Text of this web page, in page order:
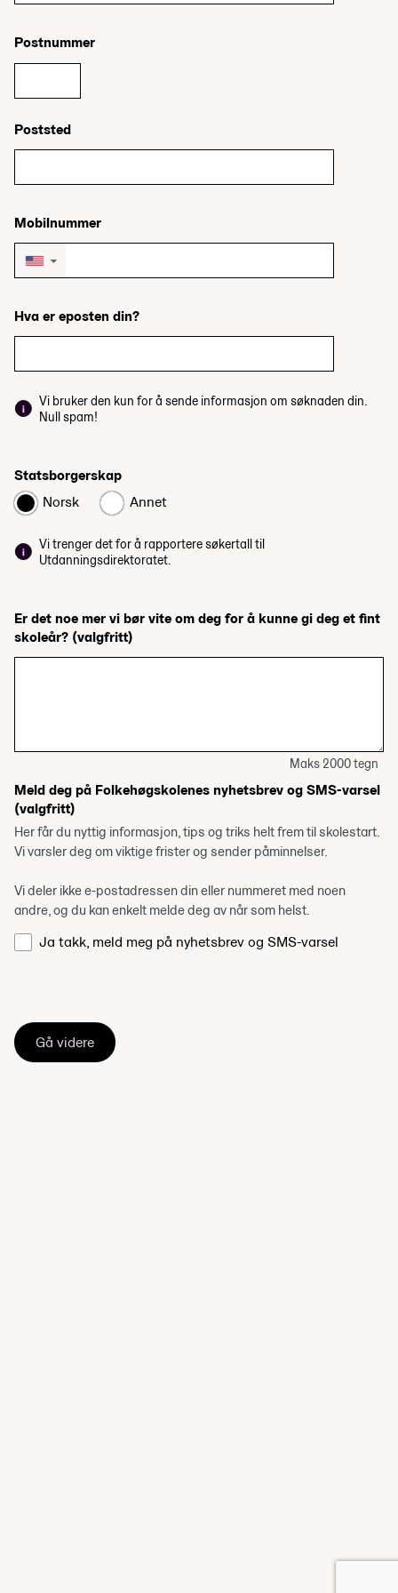
Postnummer
Poststed
Mobilnummer
▼
Hva er eposten din?
Vi bruker den kun for å sende informasjon om søknaden din.
Null spam!
Statsborgerskap
Norsk
Annet
Vi trenger det for å rapportere søkertall til
Utdanningsdirektoratet.
Er det noe mer vi bør vite om deg for å kunne gi deg et fint
skoleår? (valgfritt)
Maks 2000 tegn
Meld deg på Folkehøgskolenes nyhetsbrev og SMS-varsel
(valgfritt)
Her får du nyttig informasjon, tips og triks helt frem til skolestart.
Vi varsler deg om viktige frister og sender påminnelser.
Vi deler ikke e-postadressen din eller nummeret med noen
andre, og du kan enkelt melde deg av når som helst.
Ja takk, meld meg på nyhetsbrev og SMS-varsel
Gå videre